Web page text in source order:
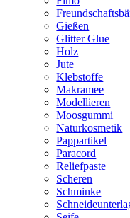
Gießen
Glitter Glue
Holz
Jute
Klebstoffe
Makramee
Modellieren
Moosgummi
Naturkosmetik
Pappartikel
Paracord
Reliefpaste
Scheren
Schminke